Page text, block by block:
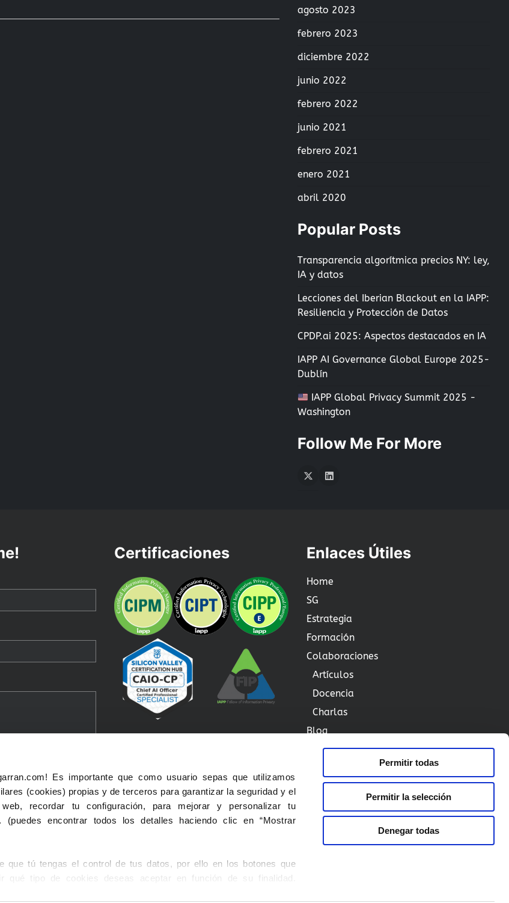
Es importante que como usuario sepas que utilizamos
(cookies) propias y de terceros para garantizar la seguridad y el
recordar tu configuración, para mejorar y personalizar tu
(puedes encontrar todos los detalles haciendo clic en “Mostrar
que tú tengas el control de tus datos, por ello en los botones que
qué tipo de cookies deseas aceptar en función de su finalidad.
Permitir todas
Permitir la selección
Denegar todas
agosto 2023
febrero 2023
diciembre 2022
junio 2022
febrero 2022
junio 2021
febrero 2021
enero 2021
abril 2020
Popular Posts
Transparencia algorítmica precios NY: ley,
IA y datos
Lecciones del Iberian Blackout en la IAPP:
Resiliencia y Protección de Datos
CPDP.ai 2025: Aspectos destacados en IA
IAPP AI Governance Global Europe 2025-
Dublín
IAPP Global Privacy Summit 2025 -
Washington
Follow Me For More
TwitterLInkedIn
botón de envío,
para que se
para
confirmas que has
Aviso de
Certificaciones Enlaces Útiles
Home
SG
Estrategia
Formación
Colaboraciones
Artículos
Docencia
Charlas
Blog
Contactar
Aviso de Privacidad
Aviso de Cookies